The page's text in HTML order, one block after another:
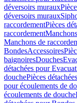
déversoirs muraux
déversoirs muraux
raccordementPièces
raccordement
Manchons de
BondesAccessoires
baignoiresDouches
détachées pour
douchePièces
pour écoulements de
écoulements de douche